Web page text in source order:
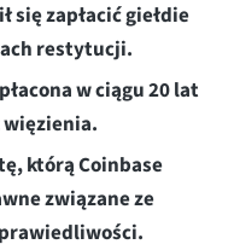
się zapłacić giełdie
restytucji.
w ciągu 20 lat
którą Coinbase
związane ze